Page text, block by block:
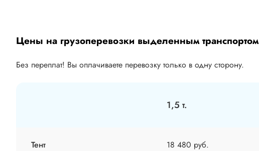
Цены на грузоперевозки выделенным транспортом
Без переплат! Вы оплачиваете перевозку только в одну сторону.
1,5 т.
Тент 18 480 руб.